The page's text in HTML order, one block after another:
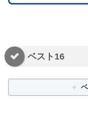
ベスト16